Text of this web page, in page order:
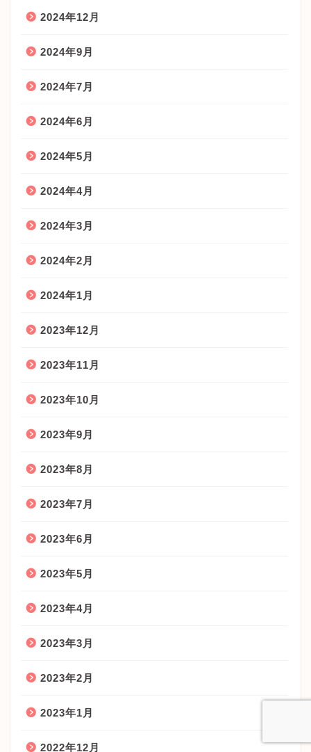
2024年12月
2024年9月
2024年7月
2024年6月
2024年5月
2024年4月
2024年3月
2024年2月
2024年1月
2023年12月
2023年11月
2023年10月
2023年9月
2023年8月
2023年7月
2023年6月
2023年5月
2023年4月
2023年3月
2023年2月
2023年1月
2022年12月